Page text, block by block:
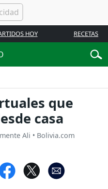
HOY RECETAS
que
casa
Ali • Bolivia.com